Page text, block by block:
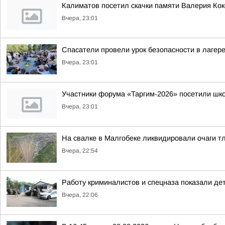
Калиматов посетил скачки памяти Валерия
Вчера, 23:01
Спасатели провели урок безопасности в
Вчера, 23:01
Участники форума «Таргим-2026» посетили
Вчера, 23:01
На свалке в Малгобеке ликвидировали очаги
Вчера, 22:54
Работу криминалистов и спецназа показали
Вчера, 22:06